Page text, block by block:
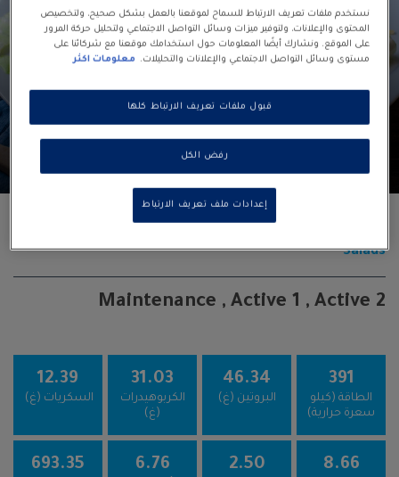
30
5
1
طريقة عمل سلطة سيزر
Salads
Maintenance , Active 1 , Active 2
391
الطاقة (كيلو
سعرة حرارية)
46.34
البروتين (غ)
31.03
الكربوهيدرات
(غ)
12.39
السكريات (غ)
8.66
2.50
6.76
693.35
نستخدم ملفات تعريف الارتباط للسماح لموقعنا بالعمل بشكل صحيح، ولتخصيص
المحتوى والإعلانات، ولتوفير ميزات وسائل التواصل الاجتماعي ولتحليل حركة المرور
على الموقع. ونشارك أيضًا المعلومات حول استخدامك موقعنا مع شركائنا على
مستوى وسائل التواصل الاجتماعي والإعلانات والتحليلات.
معلومات اكثر
رفض الكل
قبول ملفات تعريف الارتباط كلها
إعدادات ملف تعريف الارتباط